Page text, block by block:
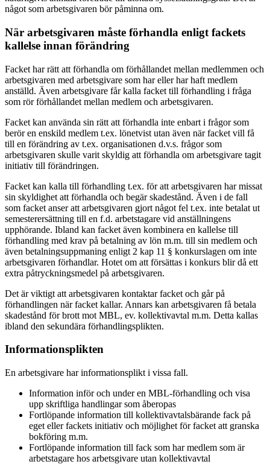
något som arbetsgivaren bör påminna om.
När arbetsgivaren måste förhandla enligt fackets
kallelse innan förändring
Facket har rätt att förhandla om förhållandet mellan medlemmen och
arbetsgivaren med arbetsgivare som har eller har haft medlem
anställd. Även arbetsgivare får kalla facket till förhandling i fråga
som rör förhållandet mellan medlem och arbetsgivaren.
Facket kan använda sin rätt att förhandla inte enbart i frågor som
berör en enskild medlem t.ex. lönetvist utan även när facket vill få
till en förändring av t.ex. organisationen d.v.s. frågor som
arbetsgivaren skulle varit skyldig att förhandla om arbetsgivare tagit
initiativ till förändringen.
Facket kan kalla till förhandling t.ex. för att arbetsgivaren har missat
sin skyldighet att förhandla och begär skadestånd. Även i de fall
som facket anser att arbetsgivaren gjort något fel t.ex. inte betalat ut
semesterersättning till en f.d. arbetstagare vid anställningens
upphörande. Ibland kan facket även kombinera en kallelse till
förhandling med krav på betalning av lön m.m. till sin medlem och
även betalningsuppmaning enligt 2 kap 11 § konkurslagen om inte
arbetsgivaren förhandlar. Hotet om att försättas i konkurs blir då ett
extra påtryckningsmedel på arbetsgivaren.
Det är viktigt att arbetsgivaren kontaktar facket och går på
förhandlingen när facket kallar. Annars kan arbetsgivaren få betala
skadestånd för brott mot MBL, ev. kollektivavtal m.m. Detta kallas
ibland den sekundära förhandlingsplikten.
Informationsplikten
En arbetsgivare har informationsplikt i vissa fall.
Information inför och under en MBL-förhandling och visa
upp skriftliga handlingar som åberopas
Fortlöpande information till kollektivavtalsbärande fack på
eget eller fackets initiativ och möjlighet för facket att granska
bokföring m.m.
Fortlöpande information till fack som har medlem som är
arbetstagare hos arbetsgivare utan kollektivavtal